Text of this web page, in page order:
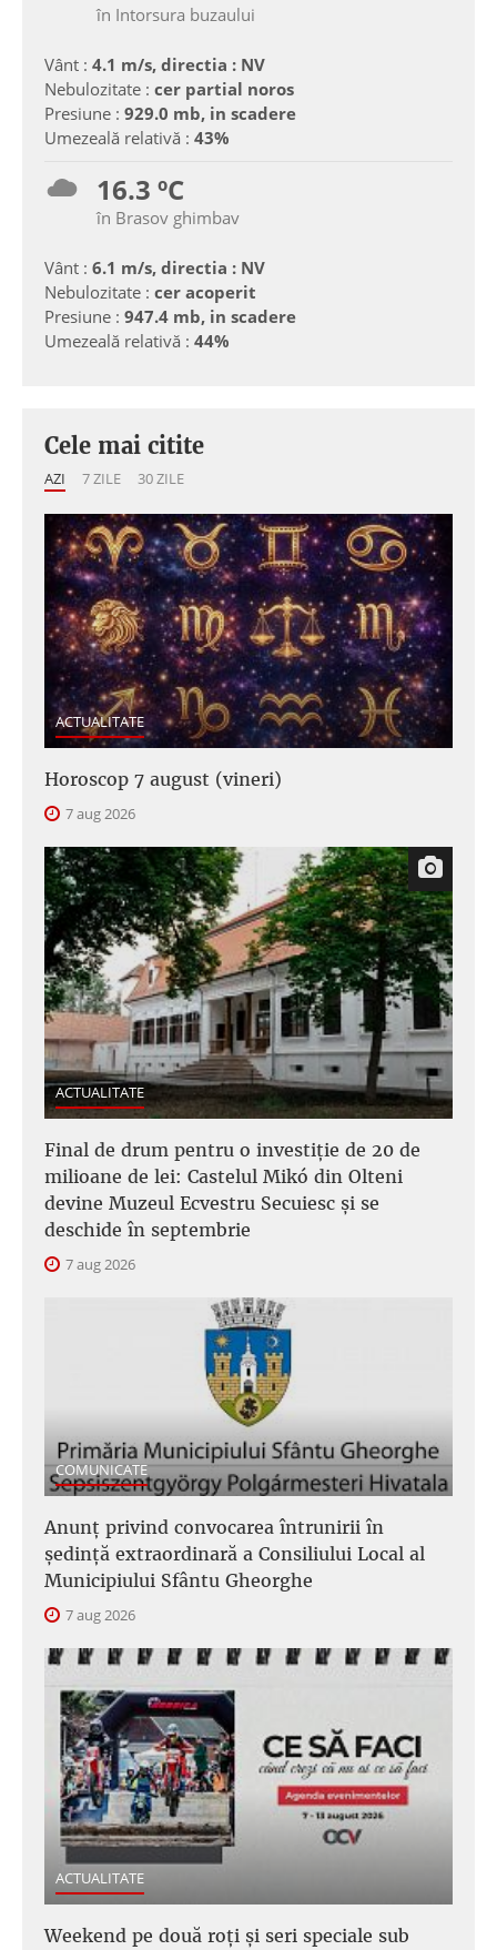
în Intorsura buzaului
Vânt : 4.1 m/s, directia : NV
Nebulozitate : cer partial noros
Presiune : 929.0 mb, in scadere
Umezeală relativă : 43%
16.3 ºC
în Brasov ghimbav
Vânt : 6.1 m/s, directia : NV
Nebulozitate : cer acoperit
Presiune : 947.4 mb, in scadere
Umezeală relativă : 44%
Cele mai citite
AZI 7 ZILE 30 ZILE
ACTUALITATE
Horoscop 7 august (vineri)
7 aug 2026
ACTUALITATE
Final de drum pentru o investiție de 20 de
milioane de lei: Castelul Mikó din Olteni
devine Muzeul Ecvestru Secuiesc și se
deschide în septembrie
7 aug 2026
COMUNICATE
Anunţ privind convocarea întrunirii în
şedinţă extraordinară a Consiliului Local al
Municipiului Sfântu Gheorghe
7 aug 2026
ACTUALITATE
Weekend pe două roți și seri speciale sub